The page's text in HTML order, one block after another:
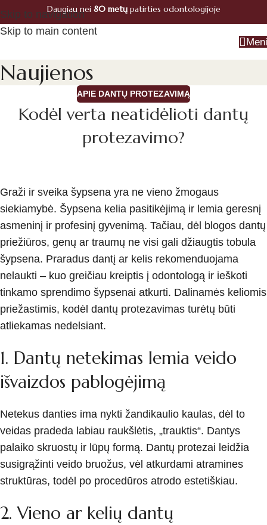
Skip to navigation
Skip to main content
+370 660 07770
Registracija
Daugiau nei 80 metųpatirties odontologijoje
Naujienos
APIE DANTŲ PROTEZAVIMĄ
Kodėl verta neatidėlioti dantų
protezavimo?
Graži ir sveika šypsena yra ne vieno žmogaus
siekiamybė. Šypsena kelia pasitikėjimą ir lemia geresnį
asmeninį ir profesinį gyvenimą. Tačiau, dėl blogos dantų
priežiūros, genų ar traumų ne visi gali džiaugtis tobula
šypsena. Praradus dantį ar kelis rekomenduojama
nelaukti – kuo greičiau kreiptis į odontologą ir ieškoti
tinkamo sprendimo šypsenai atkurti. Dalinamės keliomis
priežastimis, kodėl dantų protezavimas turėtų būti
atliekamas nedelsiant.
1. Dantų netekimas lemia veido
išvaizdos pablogėjimą
Netekus danties ima nykti žandikaulio kaulas, dėl to
veidas pradeda labiau raukšlėtis, „trauktis“. Dantys
palaiko skruostų ir lūpų formą. Dantų protezai leidžia
susigrąžinti veido bruožus, vėl atkurdami atramines
struktūras, todėl po procedūros atrodo estetiškiau.
2. Vieno ar kelių dantų